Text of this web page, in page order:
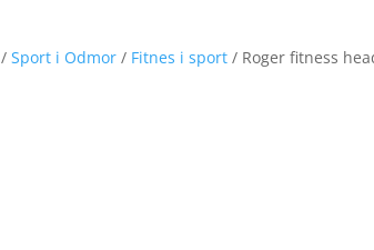
/Sport i Odmor / Fitnes i sport / Roger fitness